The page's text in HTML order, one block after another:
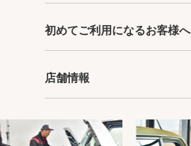
初めてご利用になるお客様へ
店舗情報